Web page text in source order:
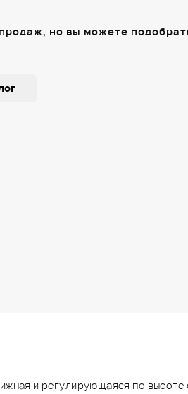
и регулирующаяся по высоте
но вы можете